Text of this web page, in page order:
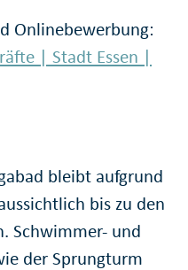
Onlinebewerbung:
| Stadt Essen |
bleibt aufgrund
bis zu den
Schwimmer- und
der Sprungturm